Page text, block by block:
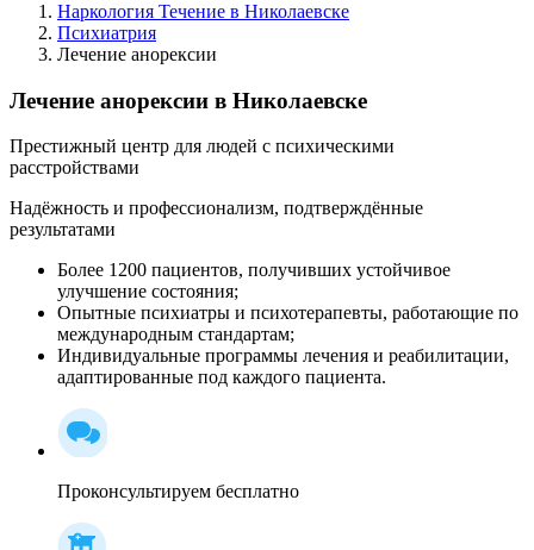
Наркология Течение в Николаевске
Психиатрия
Лечение анорексии
Лечение анорексии в Николаевске
Престижный центр для людей с психическими
расстройствами
Надёжность и профессионализм, подтверждённые
результатами
Более 1200 пациентов, получивших устойчивое
улучшение состояния;
Опытные психиатры и психотерапевты, работающие по
международным стандартам;
Индивидуальные программы лечения и реабилитации,
адаптированные под каждого пациента.
Проконсультируем бесплатно